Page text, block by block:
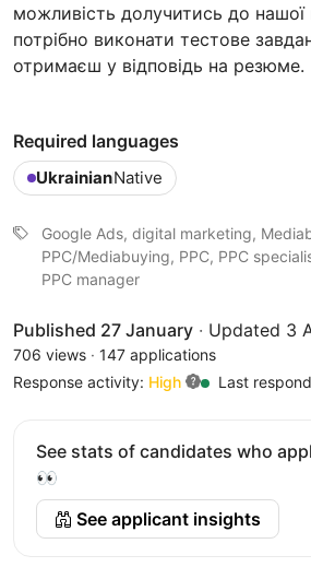
можливість долучитись до нашої
потрібно виконати тестове
отримаєш у відповідь на резюме.
Required languages
UkrainianNative
Google Ads, digital marketing,
PPC/Mediabuying, PPC, PPC
PPC manager
Published 27 January · Updated 3
706 views · 147 applications
Response activity: High Last
See stats of candidates who
👀
See applicant insights